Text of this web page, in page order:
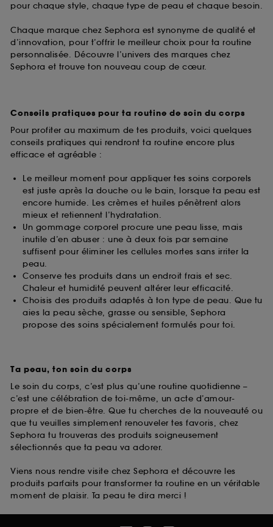
pour chaque style, chaque type de peau et chaque besoin.
Chaque marque chez Sephora est synonyme de qualité et
d’innovation, pour t’offrir le meilleur choix pour ta routine
personnalisée. Découvre l’univers des marques chez
Sephora et trouve ton nouveau coup de cœur.
Conseils pratiques pour ta routine de soin du corps
Pour profiter au maximum de tes produits, voici quelques
conseils pratiques qui rendront ta routine encore plus
efficace et agréable :
Le meilleur moment pour appliquer tes soins corporels
est juste après la douche ou le bain, lorsque ta peau est
encore humide. Les crèmes et huiles pénètrent alors
mieux et retiennent l’hydratation.
Un gommage corporel procure une peau lisse, mais
inutile d’en abuser : une à deux fois par semaine
suffisent pour éliminer les cellules mortes sans irriter la
peau.
Conserve tes produits dans un endroit frais et sec.
Chaleur et humidité peuvent altérer leur efficacité.
Choisis des produits adaptés à ton type de peau. Que tu
aies la peau sèche, grasse ou sensible, Sephora
propose des soins spécialement formulés pour toi.
Ta peau, ton soin du corps
Le soin du corps, c’est plus qu’une routine quotidienne –
c’est une célébration de toi-même, un acte d’amour-
propre et de bien-être. Que tu cherches de la nouveauté ou
que tu veuilles simplement renouveler tes favoris, chez
Sephora tu trouveras des produits soigneusement
sélectionnés que ta peau va adorer.
Viens nous rendre visite chez Sephora et découvre les
produits parfaits pour transformer ta routine en un véritable
moment de plaisir. Ta peau te dira merci !